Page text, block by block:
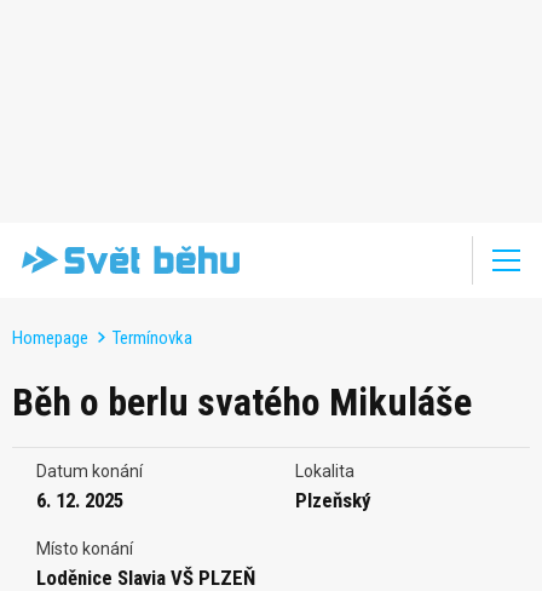
Homepage Termínovka
Běh o berlu svatého Mikuláše
Datum konání
6. 12. 2025
Lokalita
Plzeňský
Místo konání
Loděnice Slavia VŠ PLZEŇ